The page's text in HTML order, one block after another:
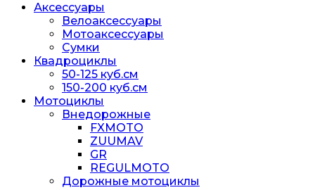
Аксессуары
Велоаксессуары
Мотоаксессуары
Сумки
Квадроциклы
50-125 куб.см
150-200 куб.см
Мотоциклы
Внедорожные
FXMOTO
ZUUMAV
GR
REGULMOTO
Дорожные мотоциклы